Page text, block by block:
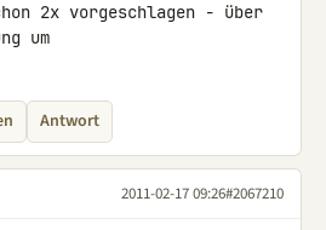
2x vorgeschlagen - über
um
Antwort
2011-02-17 09:26#2067210